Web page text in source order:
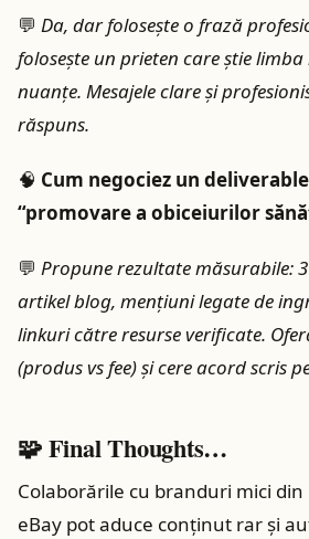
💬 Da, dar foloseşte o frază
foloseşte un prieten care ştie
nuanţe. Mesajele clare și
răspuns.
🧠 Cum negociez un
“promovare a obiceiurilor
💬 Propune rezultate măsurabile: 3
artikel blog, menţiuni legate de
linkuri către resurse verificate.
(produs vs fee) și cere acord scris
🧩 Final Thoughts…
Colaborările cu branduri mici
eBay pot aduce conținut rar și